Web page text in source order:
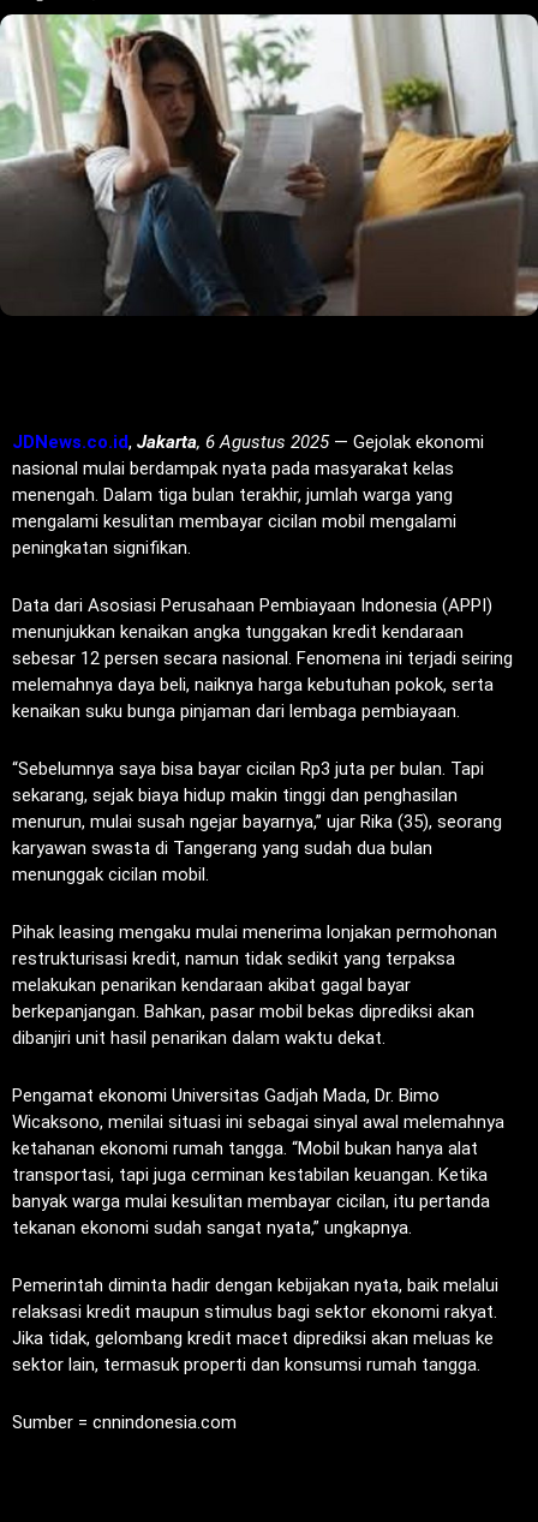
JDNews.co.id, Jakarta, 6 Agustus 2025— Gejolak ekonomi
nasional mulai berdampak nyata pada masyarakat kelas
menengah. Dalam tiga bulan terakhir, jumlah warga yang
mengalami kesulitan membayar cicilan mobil mengalami
peningkatan signifikan.
Data dari Asosiasi Perusahaan Pembiayaan Indonesia (APPI)
menunjukkan kenaikan angka tunggakan kredit kendaraan
sebesar 12 persen secara nasional. Fenomena ini terjadi seiring
melemahnya daya beli, naiknya harga kebutuhan pokok, serta
kenaikan suku bunga pinjaman dari lembaga pembiayaan.
“Sebelumnya saya bisa bayar cicilan Rp3 juta per bulan. Tapi
sekarang, sejak biaya hidup makin tinggi dan penghasilan
menurun, mulai susah ngejar bayarnya,” ujar Rika (35), seorang
karyawan swasta di Tangerang yang sudah dua bulan
menunggak cicilan mobil.
Pihak leasing mengaku mulai menerima lonjakan permohonan
restrukturisasi kredit, namun tidak sedikit yang terpaksa
melakukan penarikan kendaraan akibat gagal bayar
berkepanjangan. Bahkan, pasar mobil bekas diprediksi akan
dibanjiri unit hasil penarikan dalam waktu dekat.
Pengamat ekonomi Universitas Gadjah Mada, Dr. Bimo
Wicaksono, menilai situasi ini sebagai sinyal awal melemahnya
ketahanan ekonomi rumah tangga. “Mobil bukan hanya alat
transportasi, tapi juga cerminan kestabilan keuangan. Ketika
banyak warga mulai kesulitan membayar cicilan, itu pertanda
tekanan ekonomi sudah sangat nyata,” ungkapnya.
Pemerintah diminta hadir dengan kebijakan nyata, baik melalui
relaksasi kredit maupun stimulus bagi sektor ekonomi rakyat.
Jika tidak, gelombang kredit macet diprediksi akan meluas ke
sektor lain, termasuk properti dan konsumsi rumah tangga.
Sumber = cnnindonesia.com